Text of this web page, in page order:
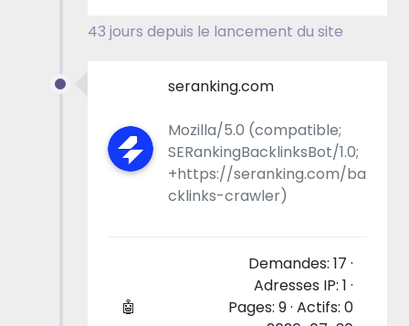
43 jours depuis le lancement du site
seranking.com
Mozilla/5.0 (compatible;
SERankingBacklinksBot/1.0;
+https://seranking.com/ba
cklinks-crawler)
🤖
Demandes: 17 ·
Adresses IP: 1 ·
Pages: 9 · Actifs: 0